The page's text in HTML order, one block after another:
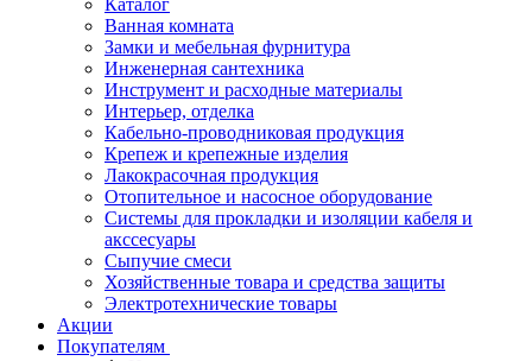
Каталог
Ванная комната
Замки и мебельная фурнитура
Инженерная сантехника
Инструмент и расходные материалы
Интерьер, отделка
Кабельно-проводниковая продукция
Крепеж и крепежные изделия
Лакокрасочная продукция
Отопительное и насосное оборудование
Системы для прокладки и изоляции кабеля и
акссесуары
Сыпучие смеси
Хозяйственные товара и средства защиты
Электротехнические товары
Акции
Покупателям